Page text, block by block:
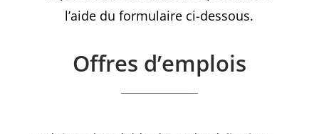
l’aide du formulaire ci-dessous.
Offres d’emplois